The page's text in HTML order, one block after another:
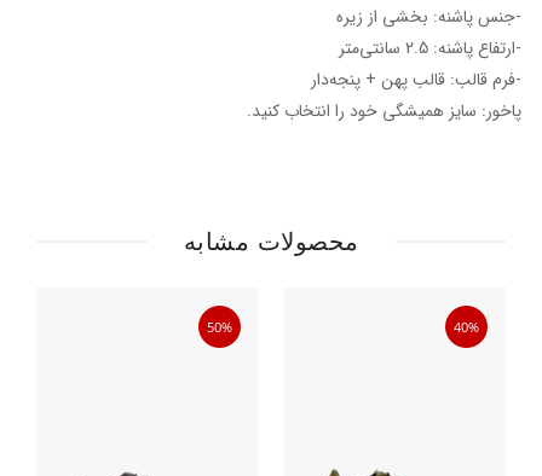
-جنس پاشنه: بخشی از زیره
-ارتفاع پاشنه: 2.5 سانتی‌متر
-فرم قالب: قالب پهن + پنجه‎‌دار
پاخور: سایز همیشگی خود را انتخاب کنید.
محصولات مشابه
40%
50%